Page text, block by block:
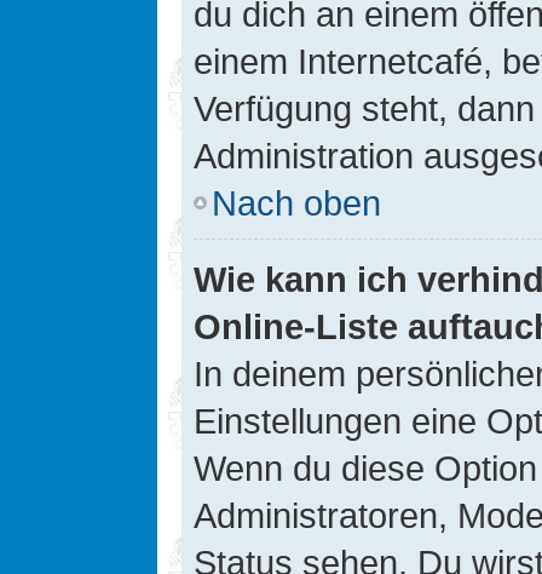
du dich an einem
einem Internetcafé,
Verfügung steht,
Administration
Nach oben
Wie kann ich
Online-Liste
In deinem
Einstellungen eine
Wenn du diese
Administratoren,
Status sehen. Du